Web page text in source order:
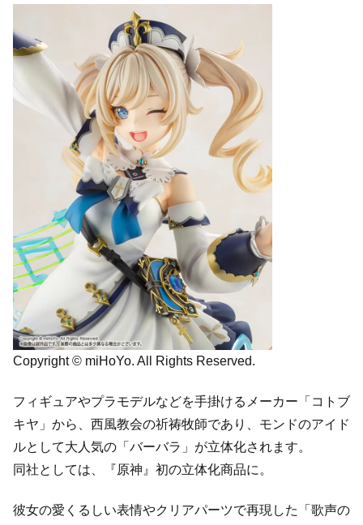
Copyright © miHoYo. All Rights Reserved.
フィギュアやプラモデルなどを手掛けるメーカー「コトブ
キヤ」から、西風教会の祈祷牧師であり、モンドのアイド
ルとして大人気の「バーバラ」が立体化されます。
同社としては、『原神』初の立体化商品に。
彼女の愛くるしい表情やクリアパーツで再現した「歌声の